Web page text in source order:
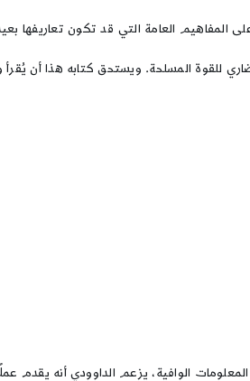
المفاهيم العامة التي قد تكون تعاريفها
للقوة المسلحة. ويستحق كتابه هذا أن
الوافية، يزعم الداوودي أنه يقدم